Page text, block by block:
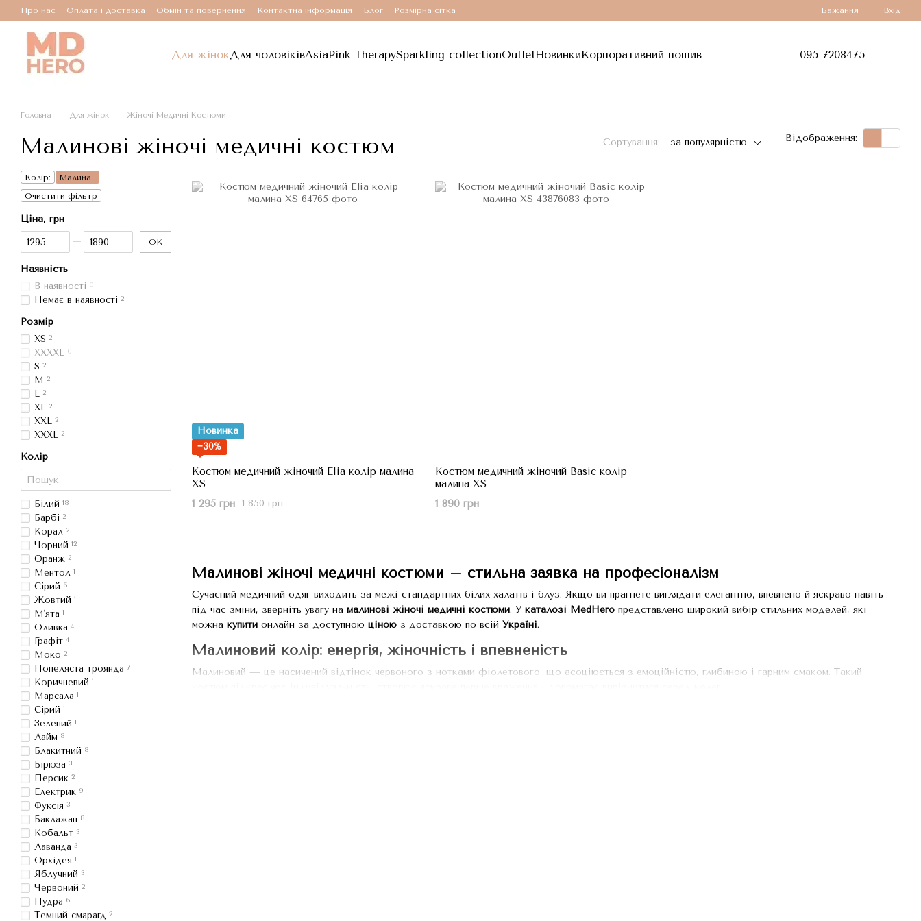
Перейти до основного контенту
Про нас Оплата і доставка Обмін та повернення Контактна інформація Блог Розмірна сітка Бажання Вхід
Для жінокДля чоловіківAsiaPink TherapySparkling collectionOutletНовинкиКорпоративний пошив 095 7208475
Головна Для жінок Жіночі Медичні Костюми
Малинові жіночі медичні костюм Сортування: за популярністю Відображення:
Малинові жіночі медичні костюми – стильна заявка на професіоналізм
Сучасний медичний одяг виходить за межі стандартних білих халатів і блуз. Якщо ви прагнете виглядати елегантно, впевнено й яскраво навіть
під час зміни, зверніть увагу на малинові жіночі медичні костюми. У каталозі MedHero представлено широкий вибір стильних моделей, які
можна купити онлайн за доступною ціною з доставкою по всій Україні.
Малиновий колір: енергія, жіночність і впевненість
Малиновий — це насичений відтінок червоного з нотками фіолетового, що асоціюється з емоційністю, глибиною і гарним смаком. Такий
Новинка
−30%
Костюм медичний жіночий Elia колір малина
XS
1 850 грн
1 295 грн
Костюм медичний жіночий Basic колір
малина XS
1 890 грн
Колір:
Малина
Очистити фільтр
Ціна, грн
Від Ціна, грн
До Ціна, грн ОК
Наявність
В наявності 0
Немає в наявності 2
Розмір
XS 2
XXXXL 0
S 2
M 2
L 2
XL 2
XXL 2
XXXL 2
Колір
Білий 18
Барбі 2
Корал 2
Чорний 12
Оранж 2
Ментол 1
Сірий 6
Жовтий 1
М'ята 1
Оливка 4
Графіт 4
Моко 2
Попеляста троянда 7
Коричневий 1
Марсала 1
Cірий 1
Зелений 1
Лайм 8
Блакитний 8
Бірюза 3
Персик 2
Електрик 9
Фуксія 3
Баклажан 8
Кобальт 3
Лаванда 3
Орхідея 1
Яблучний 3
Червоний 2
Пудра 6
Темний смарагд 2